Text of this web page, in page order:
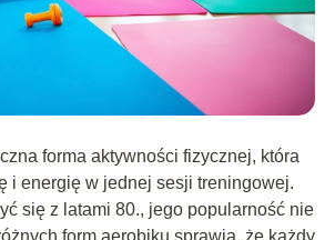
forma aktywności fizycznej, która
i energię w jednej sesji treningowej.
się z latami 80., jego popularność nie